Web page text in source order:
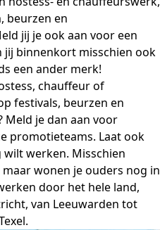
beurzen en
jij je ook aan voor een
jij binnenkort misschien ook
een ander merk!
chauffeur of
festivals, beurzen en
Meld je dan aan voor
promotieteams. Laat ook
werken. Misschien
wonen je ouders nog in
door het hele land,
van Leeuwarden tot